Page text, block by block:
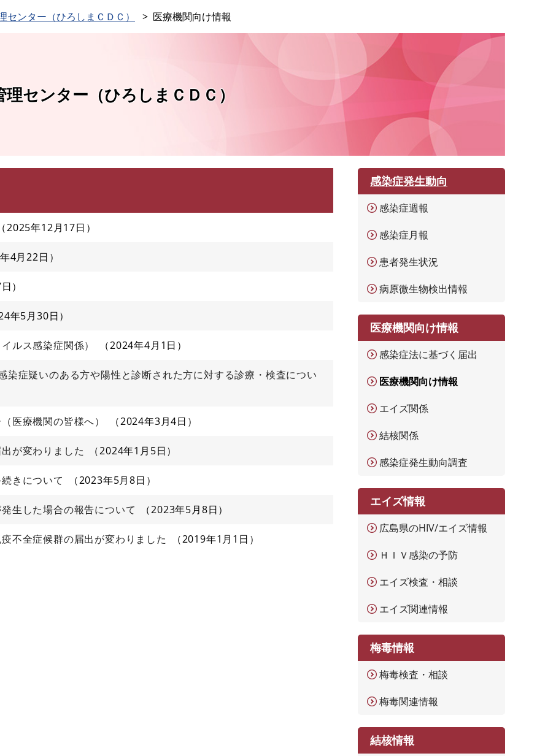
センター（ひろしまＣＤＣ） 医療機関向け情報
センター（ひろしまＣＤＣ）
2025年12月17日
4月22日
年5月30日
ルス感染症関係） 2024年4月1日
染症疑いのある方や陽性と診断された方に対する診療・検査につい
医療機関の皆様へ） 2024年3月4日
が変わりました 2024年1月5日
きについて 2023年5月8日
生した場合の報告について 2023年5月8日
不全症候群の届出が変わりました 2019年1月1日
感染症発生動向
感染症週報
感染症月報
患者発生状況
病原微生物検出情報
医療機関向け情報
感染症法に基づく届出
医療機関向け情報
エイズ関係
結核関係
感染症発生動向調査
エイズ情報
広島県のHIV/エイズ情報
ＨＩＶ感染の予防
エイズ検査・相談
エイズ関連情報
梅毒情報
梅毒検査・相談
梅毒関連情報
結核情報